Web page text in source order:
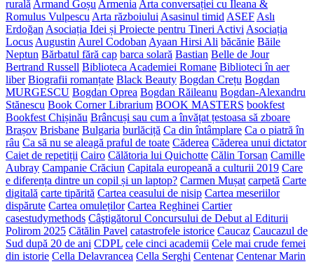
rurală Armand Goșu Armenia Arta conversației cu Ileana &
Romulus Vulpescu Arta războiului Asasinul timid ASEF Aslı
Erdoğan Asociația Idei și Proiecte pentru Tineri Activi Asociația
Locus Augustin Aurel Codoban Ayaan Hirsi Ali băcănie Băile
Neptun Bărbatul fără cap barca solară Bastian Belle de Jour
Bertrand Russell Biblioteca Academiei Romane Biblioteci în aer
liber Biografii romanțate Black Beauty Bogdan Crețu Bogdan
MURGESCU Bogdan Oprea Bogdan Răileanu Bogdan-Alexandru
Stănescu Book Corner Librarium BOOK MASTERS bookfest
Bookfest Chișinău Brâncuși sau cum a învățat țestoasa să zboare
Brașov Brisbane Bulgaria burlăciță Ca din întâmplare Ca o piatră în
râu Ca să nu se aleagă praful de toate Căderea Căderea unui dictator
Caiet de repetiții Cairo Călătoria lui Quichotte Călin Torsan Camille
Aubray Campanie Crăciun Capitala europeană a culturii 2019 Care
e diferența dintre un copil și un laptop? Carmen Mușat carpetă Carte
digitală carte tipărită Cartea ceasului de nisip Cartea meseriilor
dispărute Cartea omuleților Cartea Reghinei Cartier
casestudymethods Câştigătorul Concursului de Debut al Editurii
Polirom 2025 Cătălin Pavel catastrofele istorice Caucaz Caucazul de
Sud după 20 de ani CDPL cele cinci academii Cele mai crude femei
din istorie Cella Delavrancea Cella Serghi Centenar Centenar Marin